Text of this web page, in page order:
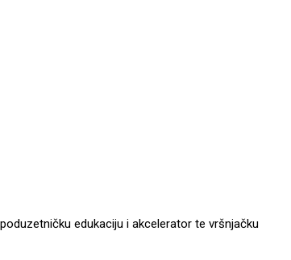
edukaciju i akcelerator te vršnjačku